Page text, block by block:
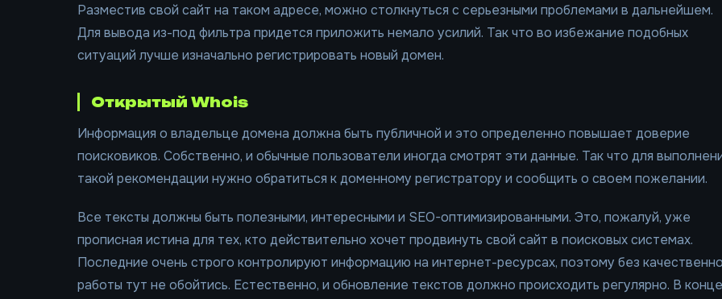
Разместив свой сайт на таком адресе, можно столкнуться с серьезными проблемами в дальнейшем.
Для вывода из-под фильтра придется приложить немало усилий. Так что во избежание подобных
ситуаций лучше изначально регистрировать новый домен.
Открытый Whois
Информация о владельце домена должна быть публичной и это определенно повышает доверие
поисковиков. Собственно, и обычные пользователи иногда смотрят эти данные. Так что для
такой рекомендации нужно обратиться к доменному регистратору и сообщить о своем пожелании.
Все тексты должны быть полезными, интересными и SEO-оптимизированными. Это, пожалуй, уже
прописная истина для тех, кто действительно хочет продвинуть свой сайт в поисковых системах.
Последние очень строго контролируют информацию на интернет-ресурсах, поэтому без
работы тут не обойтись. Естественно, и обновление текстов должно происходить регулярно. В конце